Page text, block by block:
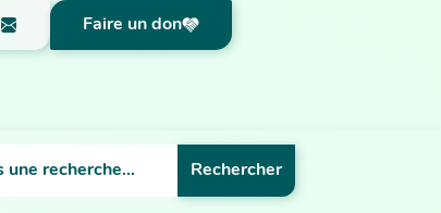
Faire un don
Rechercher